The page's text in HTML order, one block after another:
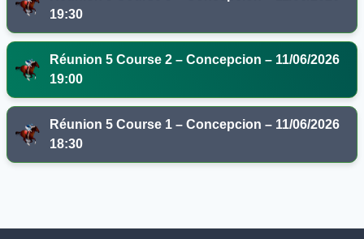
19:30
Réunion 5 Course 2 – Concepcion – 11/06/2026
19:00
Réunion 5 Course 1 – Concepcion – 11/06/2026
18:30